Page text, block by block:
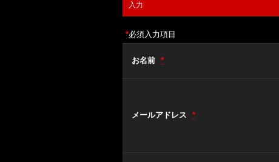
入力
*必須入力項目
お名前 *
メールアドレス *